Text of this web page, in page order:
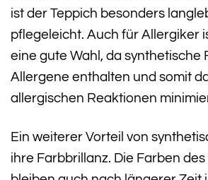
ist der Teppich besonders
pflegeleicht. Auch für Allergiker
eine gute Wahl, da synthetische
Allergene enthalten und somit
allergischen Reaktionen
Ein weiterer Vorteil von
ihre Farbbrillanz. Die Farben des